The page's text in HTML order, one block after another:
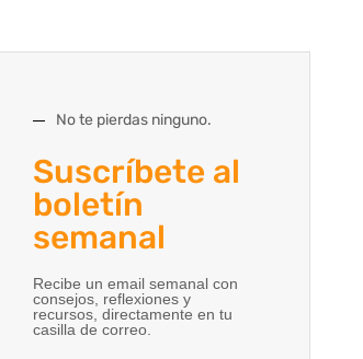
No te pierdas ninguno.
Suscríbete al
boletín
semanal
Recibe un email semanal con
consejos, reflexiones y
recursos, directamente en tu
casilla de correo.